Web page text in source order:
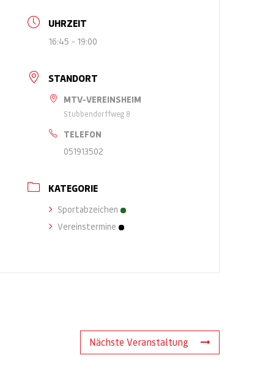
UHRZEIT
16:45 - 19:00
STANDORT
MTV-VEREINSHEIM
Stubbendorffweg 8
TELEFON
051913502
KATEGORIE
Sportabzeichen
Vereinstermine
Nächste Veranstaltung